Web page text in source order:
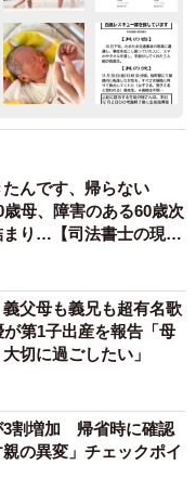
たんです、帰らない
母、障害のある60歳次
まり…【司法書士の現場
父母も義兄も超有名歌
第1子出産を報告「母
切に過ごしたい」
3割増加 帰省時に確認
の異変」チェックポイ